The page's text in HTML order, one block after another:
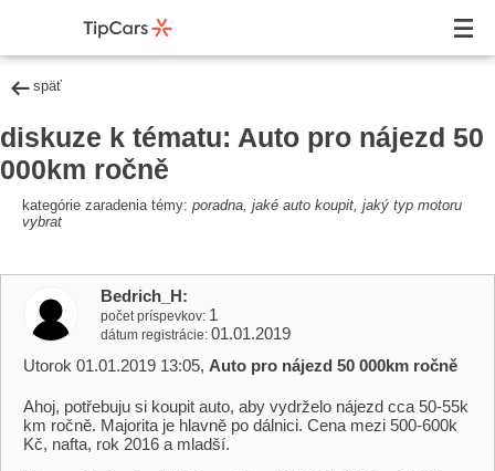
späť
diskuze k tématu: Auto pro nájezd 50
000km ročně
kategórie zaradenia témy: poradna, jaké auto koupit, jaký typ motoru
vybrat
Bedrich_H
počet príspevkov 1
dátum registrácie 01.01.2019
Utorok 01.01.2019 13:05, Auto pro nájezd 50 000km ročně
Ahoj, potřebuju si koupit auto, aby vydrželo nájezd cca 50-55k
km ročně. Majorita je hlavně po dálnici. Cena mezi 500-600k
Kč, nafta, rok 2016 a mladší.